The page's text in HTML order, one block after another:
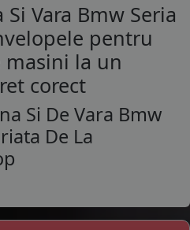
Vara Bmw Seria
pentru
la un
corect
Si De Vara Bmw
De La